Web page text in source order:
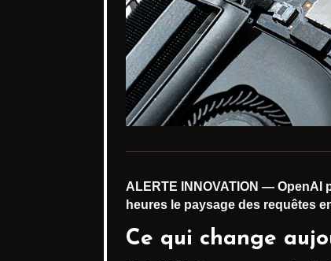
ALERTE INNOVATION — OpenAI
heures le paysage des requêtes
Ce qui change